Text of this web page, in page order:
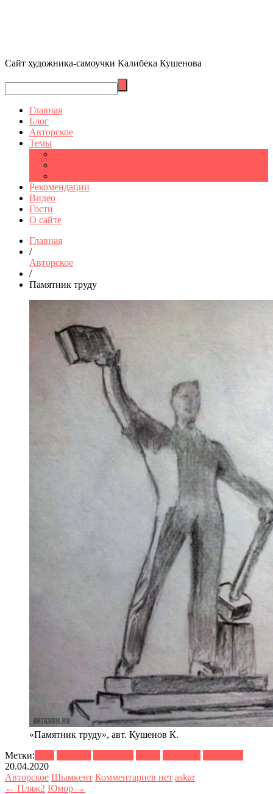
Сайт художника-самоучки Калибека Кушенова
Главная
Блог
Авторское
Темы
Рекомендации
Видео
Гости
О сайте
Главная
/
Авторское
/
Памятник труду
«Памятник труду», авт. Кушенов К.
Метки:
20.04.2020
Авторское Шымкент Комментариев нет askar
← Пляж2 Юмор →